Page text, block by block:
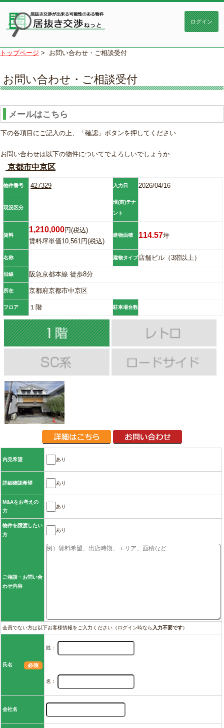
トップページ > お問い合わせ・ご相談受付
お問い合わせ・ご相談受付
メールはこちら
下の各項目にご記入の上、「確認」ボタンを押してください
お問い合わせは以下の物件についてでよろしいでしょうか
京都市中京区
物件番号 427329 入力日 2026/04/16
現況区分
現(前)テナ
ント
賃料
1,210,000円(税込)
賃料坪単価10,561円(税込)
建物面積 114.57坪
名称 建物タイプ店舗ビル（3階以上）
沿線 阪急京都本線 徒歩8分
所在 京都府京都市中京区
フロア １階 駐車場台数
内見希望 あり
詳細確認希望 あり
M&Aをお考えの
方
あり
物件を譲渡したい
方
あり
ご相談・お問い合
わせ内容
会員でない方は以下お客様情報をご入力ください（ログイン時なら 入力不要です）
氏名
姓：
名：
会社名